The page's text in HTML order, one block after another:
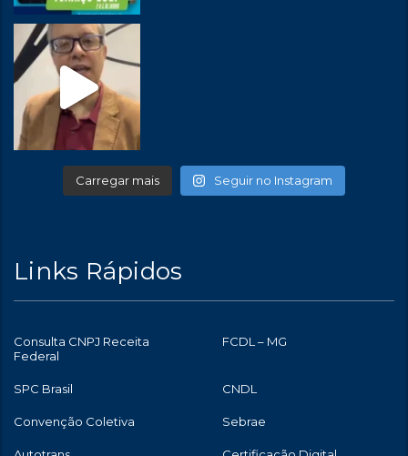
Carregar mais Seguir no Instagram
Links Rápidos
Consulta CNPJ Receita
Federal
FCDL – MG
SPC Brasil CNDL
Convenção Coletiva Sebrae